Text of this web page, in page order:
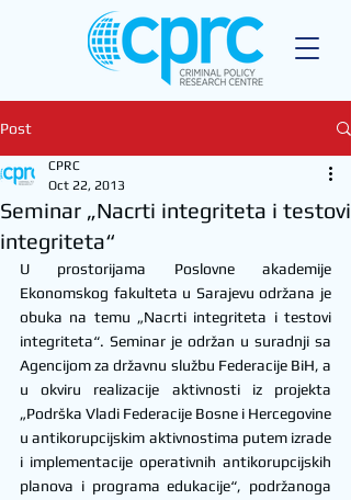
Post
Seminar „Nacrti integriteta i testovi
integriteta“
CPRC
Oct 22, 2013
U prostorijama Poslovne akademije
Ekonomskog fakulteta u Sarajevu održana je
obuka na temu „Nacrti integriteta i testovi
integriteta“. Seminar je održan u suradnji sa
Agencijom za državnu službu Federacije BiH, a
u okviru realizacije aktivnosti iz projekta
„Podrška Vladi Federacije Bosne i Hercegovine
u antikorupcijskim aktivnostima putem izrade
i implementacije operativnih antikorupcijskih
planova i programa edukacije“, podržanoga